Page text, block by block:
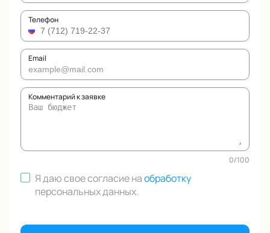
Телефон
Email
Комментарий к заявке
0/100
Я даю свое согласие наобработку
персональных данных.